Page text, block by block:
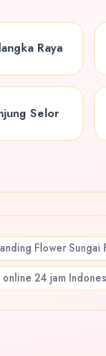
Raya
Selor
Flower Sungai
24 jam